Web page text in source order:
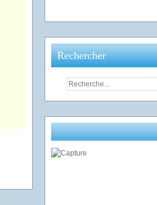
Rechercher